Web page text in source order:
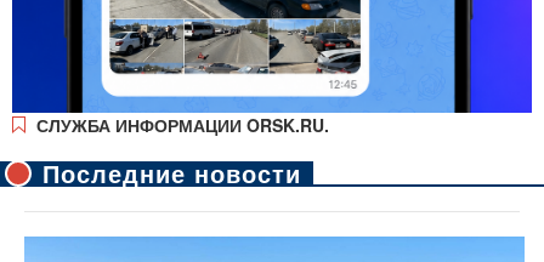
СЛУЖБА ИНФОРМАЦИИ ORSK.RU.
Последние новости